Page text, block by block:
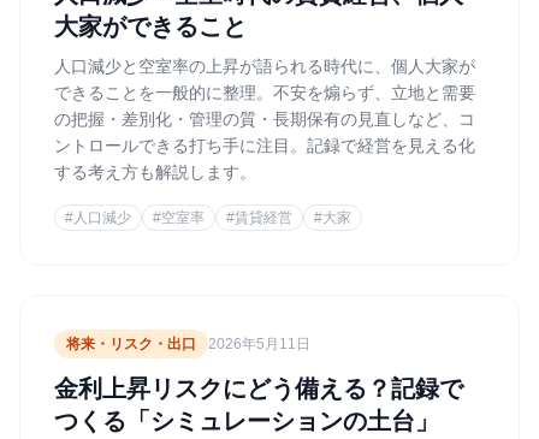
大家ができること
人口減少と空室率の上昇が語られる時代に、個人大家が
できることを一般的に整理。不安を煽らず、立地と需要
の把握・差別化・管理の質・長期保有の見直しなど、コ
ントロールできる打ち手に注目。記録で経営を見える化
する考え方も解説します。
#人口減少 #空室率 #賃貸経営 #大家
将来・リスク・出口 2026年5月11日
金利上昇リスクにどう備える？記録で
つくる「シミュレーションの土台」